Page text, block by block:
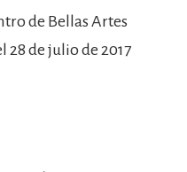
de Bellas Artes
28 de julio de 2017